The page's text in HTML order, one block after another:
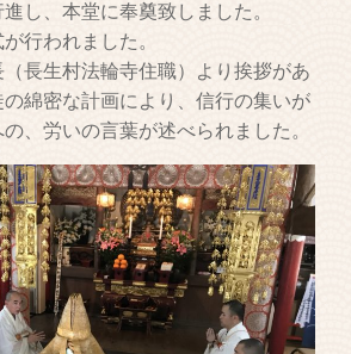
し、本堂に奉奠致しました。
行われました。
長生村法輪寺住職）より挨拶があ
の綿密な計画により、信行の集いが
、労いの言葉が述べられました。